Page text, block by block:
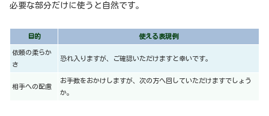
必要な部分だけに使うと自然です。
目的 使える表現例
依頼の柔らか
さ
恐れ入りますが、ご確認いただけますと幸いです。
相手への配慮
お手数をおかけしますが、次の方へ回していただけますでしょう
か。